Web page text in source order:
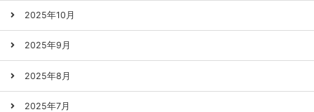
2025年10月
2025年9月
2025年8月
2025年7月